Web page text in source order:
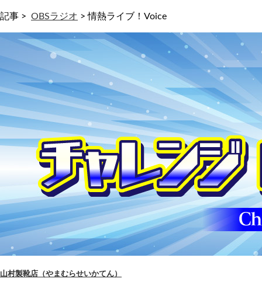
記事 > OBSラジオ >情熱ライブ！Voice
山村製靴店（やまむらせいかてん）